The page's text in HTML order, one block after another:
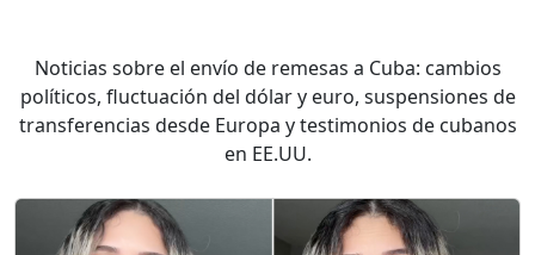
Noticias sobre el envío de remesas a Cuba: cambios
políticos, fluctuación del dólar y euro, suspensiones de
transferencias desde Europa y testimonios de cubanos
en EE.UU.